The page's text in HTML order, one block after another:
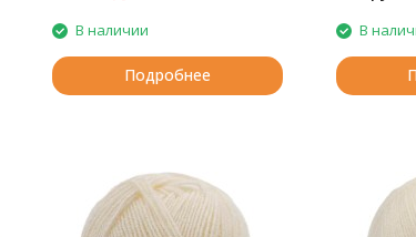
В наличии
Подробнее
В